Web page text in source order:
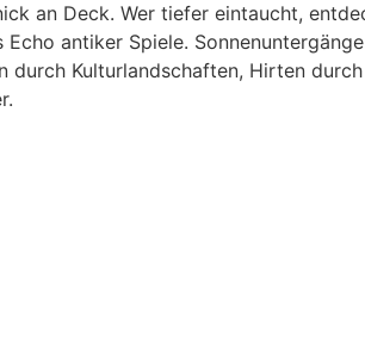
an Deck. Wer tiefer eintaucht,
antiker Spiele.
Kulturlandschaften, Hirten